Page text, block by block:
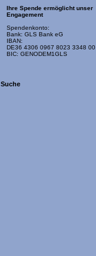
Ihre Spende ermöglicht unser
Engagement
Spendenkonto:
Bank: GLS Bank eG
IBAN:
DE36 4306 0967 8023 3348 00
BIC: GENODEM1GLS
Suche